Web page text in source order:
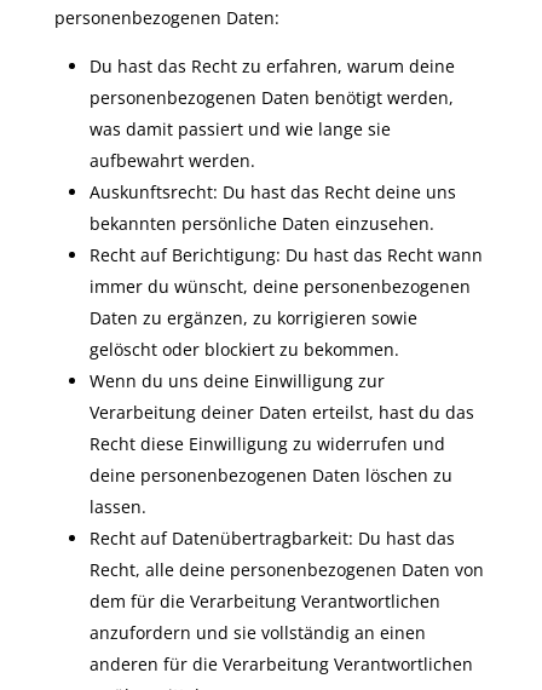
personenbezogenen Daten:
Du hast das Recht zu erfahren, warum deine
personenbezogenen Daten benötigt werden,
was damit passiert und wie lange sie
aufbewahrt werden.
Auskunftsrecht: Du hast das Recht deine uns
bekannten persönliche Daten einzusehen.
Recht auf Berichtigung: Du hast das Recht wann
immer du wünscht, deine personenbezogenen
Daten zu ergänzen, zu korrigieren sowie
gelöscht oder blockiert zu bekommen.
Wenn du uns deine Einwilligung zur
Verarbeitung deiner Daten erteilst, hast du das
Recht diese Einwilligung zu widerrufen und
deine personenbezogenen Daten löschen zu
lassen.
Recht auf Datenübertragbarkeit: Du hast das
Recht, alle deine personenbezogenen Daten von
dem für die Verarbeitung Verantwortlichen
anzufordern und sie vollständig an einen
anderen für die Verarbeitung Verantwortlichen